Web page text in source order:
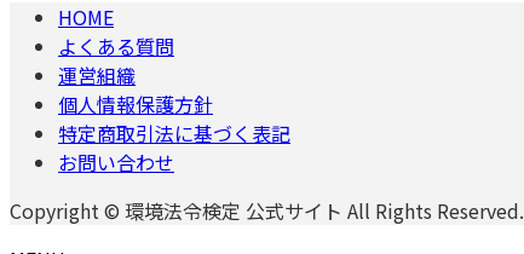
HOME
よくある質問
運営組織
個人情報保護方針
特定商取引法に基づく表記
お問い合わせ
Copyright © 環境法令検定 公式サイト All Rights Reserved.